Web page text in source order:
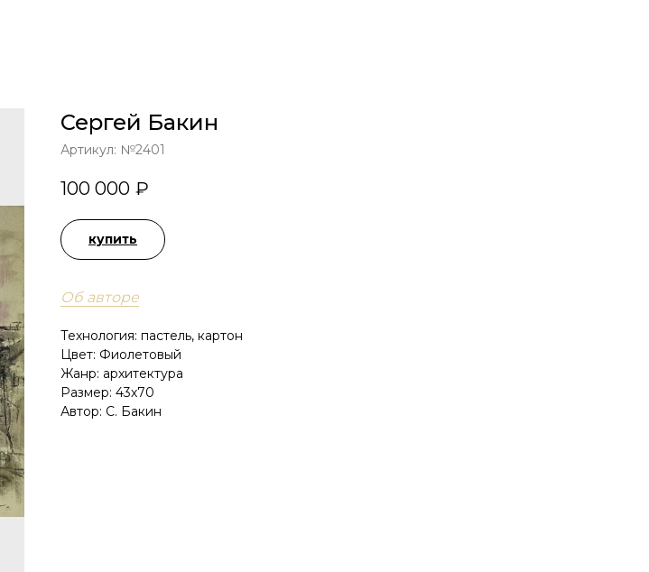
Сергей Бакин
Артикул: №2401
100 000 ₽
купить
Об авторе
Технология: пастель, картон
Цвет: Фиолетовый
Жанр: архитектура
Размер: 43х70
Автор: С. Бакин